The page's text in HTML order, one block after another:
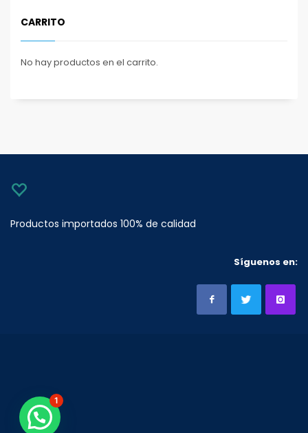
CARRITO
No hay productos en el carrito.
Productos importados 100% de calidad
Síguenos en:
1